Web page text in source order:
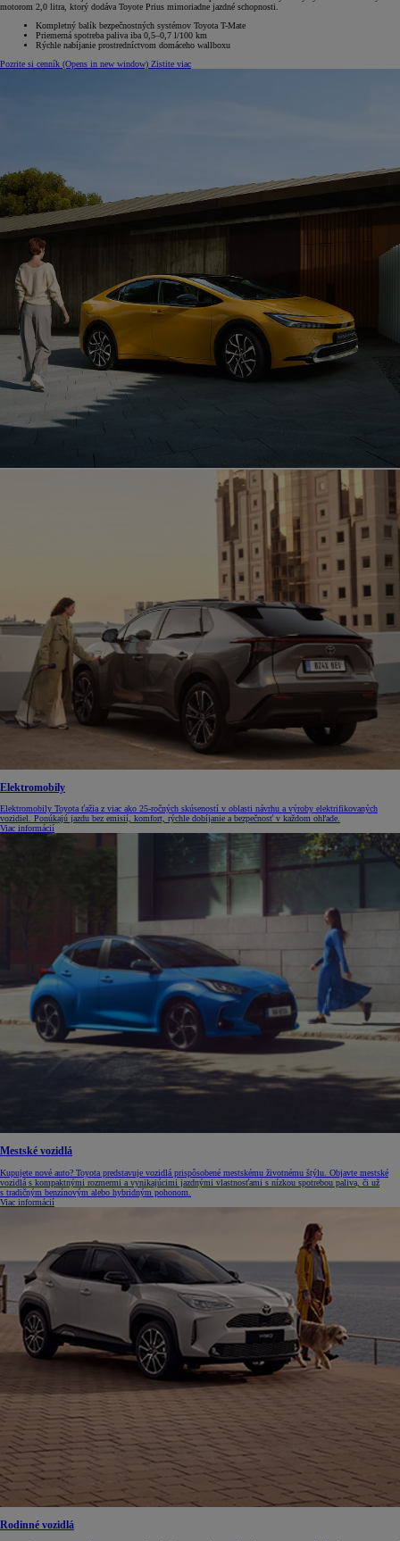
motorom 2,0 litra, ktorý dodáva Toyote Prius mimoriadne jazdné schopnosti.
Kompletný balík bezpečnostných systémov Toyota T-Mate
Priemerná spotreba paliva iba 0,5–0,7 l/100 km
Rýchle nabíjanie prostredníctvom domáceho wallboxu
Pozrite si cenník (Opens in new window) Zistite viac
Elektromobily
Elektromobily Toyota ťažia z viac ako 25-ročných skúseností v oblasti návrhu a výroby elektrifikovaných
vozidiel. Ponúkajú jazdu bez emisií, komfort, rýchle dobíjanie a bezpečnosť v každom ohľade.
Viac informácií
Mestské vozidlá
Kupujete nové auto? Toyota predstavuje vozidlá prispôsobené mestskému životnému štýlu. Objavte mestské
vozidlá s kompaktnými rozmermi a vynikajúcimi jazdnými vlastnosťami s nízkou spotrebou paliva, či už
s tradičným benzínovým alebo hybridným pohonom.
Viac informácií
Rodinné vozidlá